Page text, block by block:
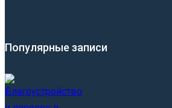
Популярные записи